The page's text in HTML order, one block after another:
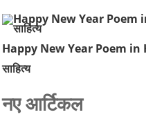
Happy New Year Poem in
साहित्य
नए आर्टिकल